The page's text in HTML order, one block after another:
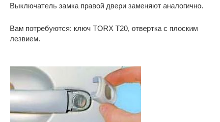
Выключатель замка правой двери заменяют аналогично.
Вам потребуются: ключ TORX Т20, отвертка с плоским
лезвием.